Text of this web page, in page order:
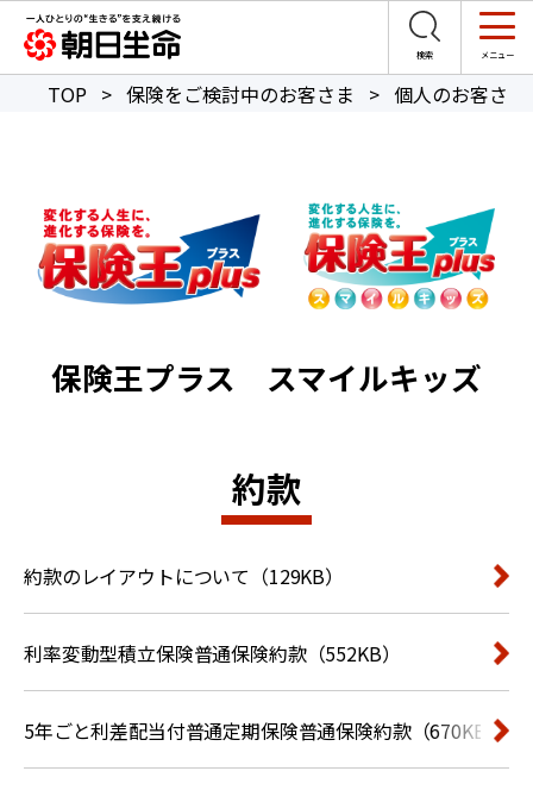
TOP > 保険をご検討中のお客さま > 個人のお客さま
保険王プラス スマイルキッズ
約款
約款のレイアウトについて（129KB）
利率変動型積立保険普通保険約款（552KB）
5年ごと利差配当付普通定期保険普通保険約款（670KB）